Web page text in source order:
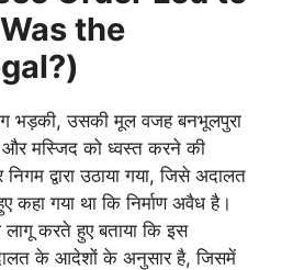
the
भड़की, उसकी मूल वजह बनभूलपुरा
मस्जिद को ध्वस्त करने की
द्वारा उठाया गया, जिसे अदालत
गया था कि निर्माण अवैध है।
लागू करते हुए बताया कि इस
के आदेशों के अनुसार है, जिसमें